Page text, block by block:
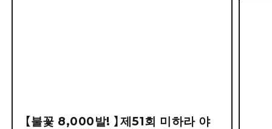
【불꽃 8,000발! 】제51회 미하라 야